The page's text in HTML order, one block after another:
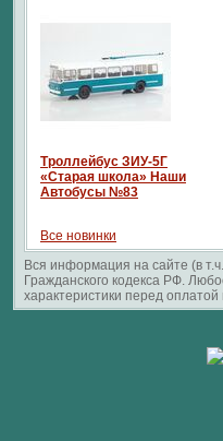
Троллейбус ЗИУ-5Г
«Старая школа» Наши
Автобусы №83
Все новинки
Вся информация на сайте (в
Гражданского кодекса РФ.
характеристики перед